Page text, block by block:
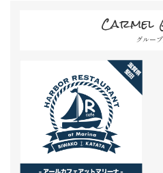
Carmel
グルー